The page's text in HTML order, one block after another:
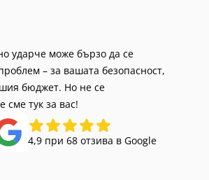
ударче може бързо да се
– за вашата безопасност,
бюджет. Но не се
сме тук за вас!
4,9 при 68 отзива в Google